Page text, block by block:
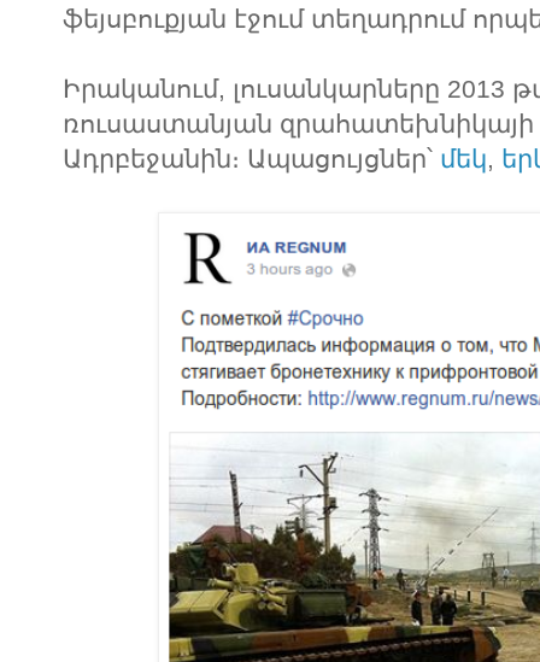
ֆեյսբուքյան էջում տեղադրում
Իրականում, լուսանկարները 2013
ռուսաստանյան
Ադրբեջանին։ Ապացույցներ՝ մեկ,